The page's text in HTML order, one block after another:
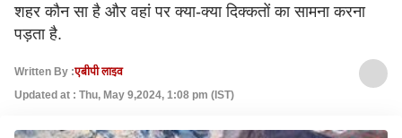
शहर कौन सा है और वहां पर क्या-क्या दिक्कतों का सामना करना
पड़ता है.
Written By :एबीपी लाइव
Updated at : Thu, May 9,2024, 1:08 pm (IST)